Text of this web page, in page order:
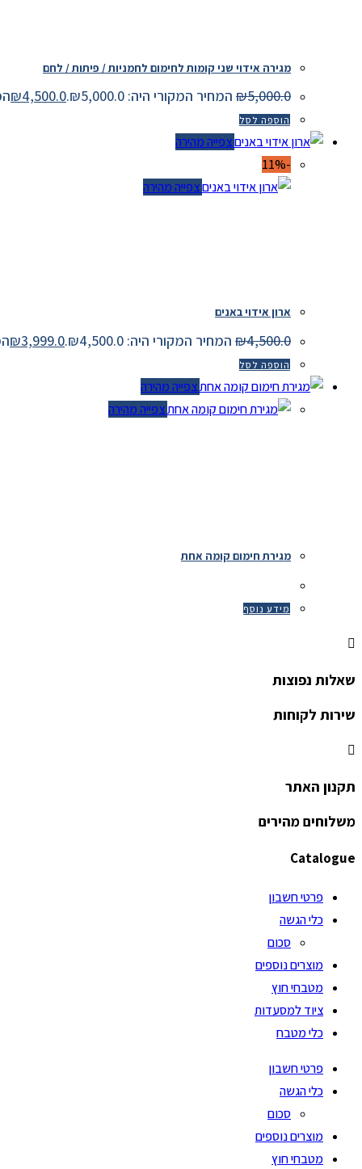
מגירה אידוי שני קומות לחימום לחמניות / פיתות / לחם
₪5,000.0 המחיר המקורי היה: ₪5,000.0. ₪4,500.0
הוספה לסל
צפייה מהירה
צפייה מהירה
ארון אידוי באנים
₪4,500.0 המחיר המקורי היה: ₪4,500.0. ₪3,999.0
הוספה לסל
צפייה מהירה
צפייה מהירה
מגירת חימום קומה אחת
מידע נוסף
שאלות נפוצות
שירות לקוחות
תקנון האתר
משלוחים מהירים
Catalogue
פרטי חשבון
כלי הגשה
סכום
מוצרים נוספים
מטבחי חוץ
ציוד למסעדות
כלי מטבח
פרטי חשבון
כלי הגשה
סכום
מוצרים נוספים
מטבחי חוץ